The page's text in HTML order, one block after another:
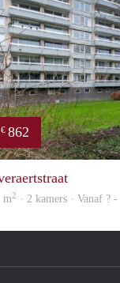
€ 862
m2 · 2 kamers · Vanaf ?